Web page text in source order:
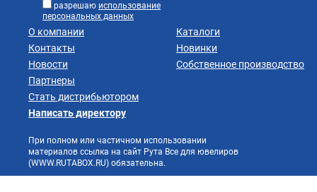
разрешаю использование
персональных данных
О компании
Контакты
Новости
Партнеры
Стать дистрибьютором
Каталоги
Новинки
Собственное производство
Написать директору
При полном или частичном использовании
материалов ссылка на сайт Рута Все для ювелиров
(WWW.RUTABOX.RU) обязательна.